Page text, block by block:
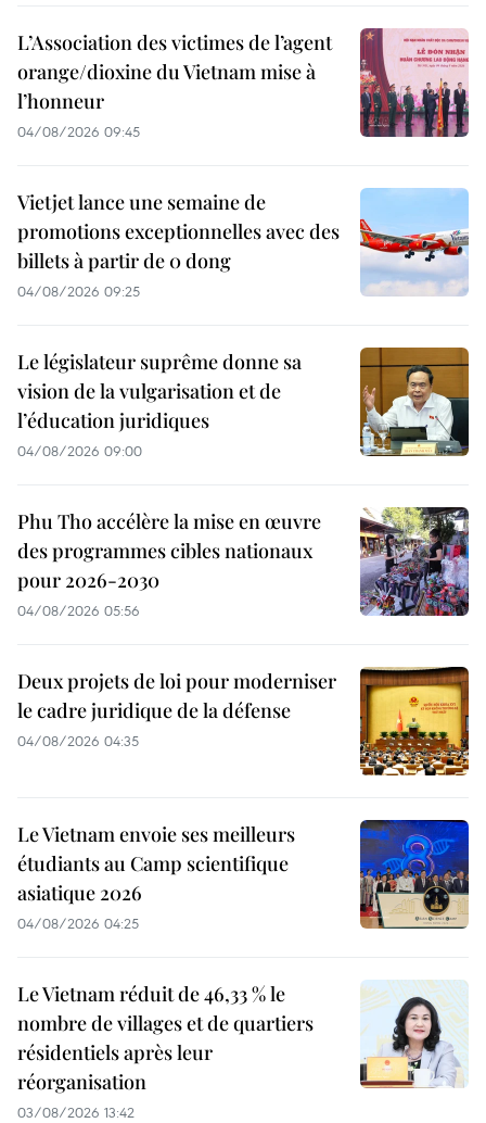
L’Association des victimes de l’agent
orange/dioxine du Vietnam mise à
l’honneur
04/08/2026 09:45
Vietjet lance une semaine de
promotions exceptionnelles avec des
billets à partir de 0 dong
04/08/2026 09:25
Le législateur suprême donne sa
vision de la vulgarisation et de
l’éducation juridiques
04/08/2026 09:00
Phu Tho accélère la mise en œuvre
des programmes cibles nationaux
pour 2026-2030
04/08/2026 05:56
Deux projets de loi pour moderniser
le cadre juridique de la défense
04/08/2026 04:35
Le Vietnam envoie ses meilleurs
étudiants au Camp scientifique
asiatique 2026
04/08/2026 04:25
Le Vietnam réduit de 46,33 % le
nombre de villages et de quartiers
résidentiels après leur
réorganisation
03/08/2026 13:42